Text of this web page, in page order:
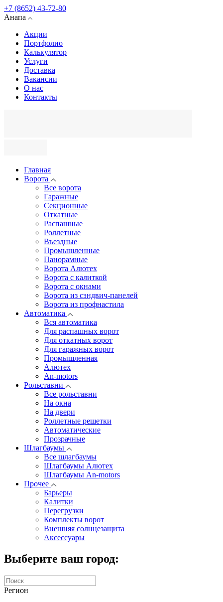
+7 (8652) 43-72-80
Анапа
Акции
Портфолио
Калькулятор
Услуги
Доставка
Вакансии
О нас
Контакты
Главная
Ворота
Все ворота
Гаражные
Секционные
Откатные
Распашные
Роллетные
Въездные
Промышленные
Панорамные
Ворота Алютех
Ворота с калиткой
Ворота c окнами
Ворота из сэндвич-панелей
Ворота из профнастила
Автоматика
Вся автоматика
Для распашных ворот
Для откатных ворот
Для гаражных ворот
Промышленная
Алютех
An-motors
Рольставни
Все рольставни
На окна
На двери
Роллетные решетки
Автоматические
Прозрачные
Шлагбаумы
Все шлагбаумы
Шлагбаумы Алютех
Шлагбаумы An-motors
Прочее
Барьеры
Калитки
Перегрузки
Комплекты ворот
Внешняя солнцезащита
Аксессуары
Выберите ваш город:
Регион